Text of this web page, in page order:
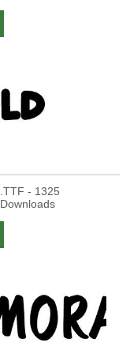
.TTF - 1325
Downloads